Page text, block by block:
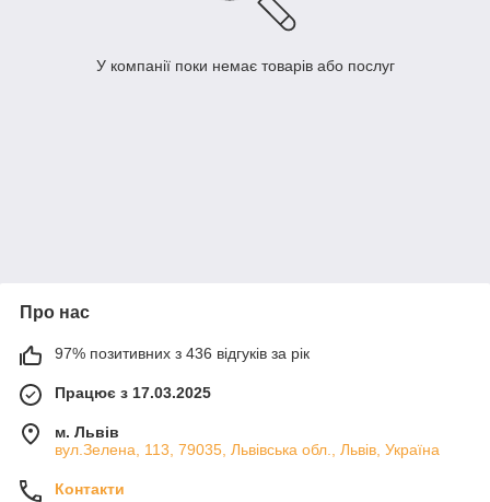
У компанії поки немає товарів або послуг
Про нас
97% позитивних з 436 відгуків за рік
Працює з 17.03.2025
м. Львів
вул.Зелена, 113, 79035, Львівська обл., Львів, Україна
Контакти